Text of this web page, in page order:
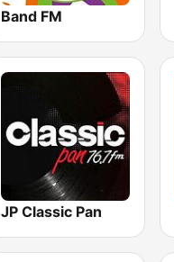
Band FM
JP Classic Pan